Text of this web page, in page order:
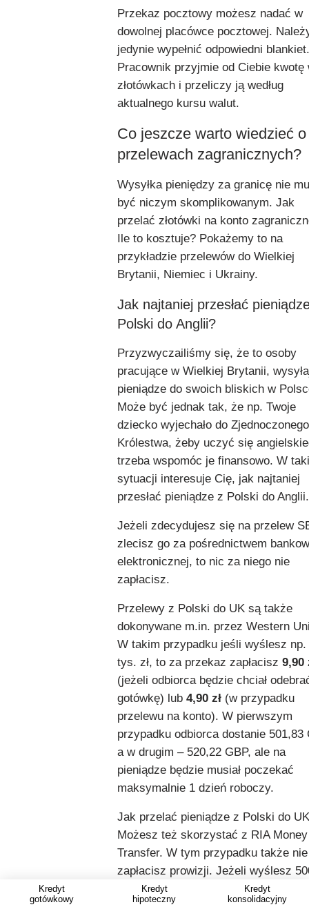
Przekaz pocztowy możesz nadać w
dowolnej placówce pocztowej.
jedynie wypełnić odpowiedni blankiet.
Pracownik przyjmie od Ciebie kwotę
złotówkach i przeliczy ją według
aktualnego kursu walut.
Co jeszcze warto wiedzieć o
przelewach zagranicznych?
Wysyłka pieniędzy za granicę nie
być niczym skomplikowanym. Jak
przelać złotówki na konto
Ile to kosztuje? Pokażemy to na
przykładzie przelewów do Wielkiej
Brytanii, Niemiec i Ukrainy.
Jak najtaniej przesłać
Polski do Anglii?
Przyzwyczailiśmy się, że to osoby
pracujące w Wielkiej Brytanii,
pieniądze do swoich bliskich w
Może być jednak tak, że np. Twoje
dziecko wyjechało do Zjednoczonego
Królestwa, żeby uczyć się
trzeba wspomóc je finansowo. W
sytuacji interesuje Cię, jak najtaniej
przesłać pieniądze z Polski do Anglii.
Jeżeli zdecydujesz się na przelew
zlecisz go za pośrednictwem
elektronicznej, to nic za niego nie
zapłacisz.
Przelewy z Polski do UK są także
dokonywane m.in. przez Western
W takim przypadku jeśli wyślesz np.
tys. zł, to za przekaz zapłacisz 9,90
(jeżeli odbiorca będzie chciał
gotówkę) lub 4,90 zł (w przypadku
przelewu na konto). W pierwszym
przypadku odbiorca dostanie 501,83
a w drugim – 520,22 GBP, ale na
pieniądze będzie musiał poczekać
maksymalnie 1 dzień roboczy.
Jak przelać pieniądze z Polski do
Możesz też skorzystać z RIA Money
Transfer. W tym przypadku także nie
zapłacisz prowizji. Jeżeli wyślesz
GBP, to odbiorca dostanie całą
Kredyt
gotówkowy
Kredyt
hipoteczny
Kredyt
konsolidacyjny